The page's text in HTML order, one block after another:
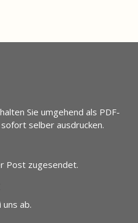
Sie umgehend als PDF-
selber ausdrucken.
Post zugesendet.
ab.